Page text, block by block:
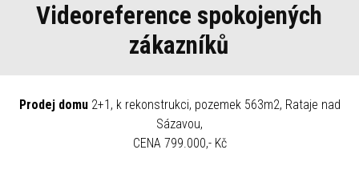
Videoreference spokojených
zákazníků
Prodej domu2+1, k rekonstrukci, pozemek 563m2, Rataje nad
Sázavou,
CENA 799.000,- Kč